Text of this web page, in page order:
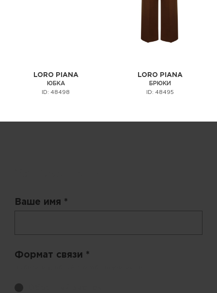
LORO PIANA
ЮБКА
ID: 48498
LORO PIANA
БРЮКИ
ID: 48495
Ваше имя *
Формат связи *